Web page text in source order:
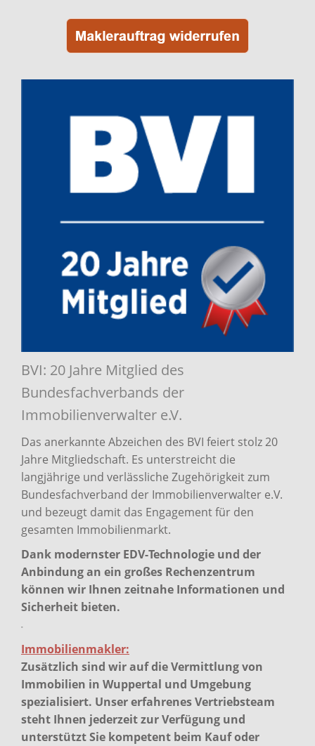
BVI: 20 Jahre Mitglied des
Bundesfachverbands der
Immobilienverwalter e.V.
Das anerkannte Abzeichen des BVI feiert stolz 20
Jahre Mitgliedschaft. Es unterstreicht die
langjährige und verlässliche Zugehörigkeit zum
Bundesfachverband der Immobilienverwalter e.V.
und bezeugt damit das Engagement für den
gesamten Immobilienmarkt.
Dank modernster EDV-Technologie und der
Anbindung an ein großes Rechenzentrum
können wir Ihnen zeitnahe Informationen und
Sicherheit bieten.
-
Immobilienmakler:
Zusätzlich sind wir auf die Vermittlung von
Immobilien in Wuppertal und Umgebung
spezialisiert. Unser erfahrenes Vertriebsteam
steht Ihnen jederzeit zur Verfügung und
unterstützt Sie kompetent beim Kauf oder